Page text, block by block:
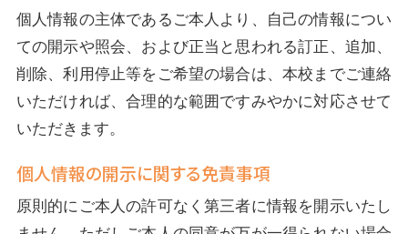
個人情報の主体であるご本人より、自己の情報につい
ての開示や照会、および正当と思われる訂正、追加、
削除、利用停止等をご希望の場合は、本校までご連絡
いただければ、合理的な範囲ですみやかに対応させて
いただきます。
個人情報の開示に関する免責事項
原則的にご本人の許可なく第三者に情報を開示いたし